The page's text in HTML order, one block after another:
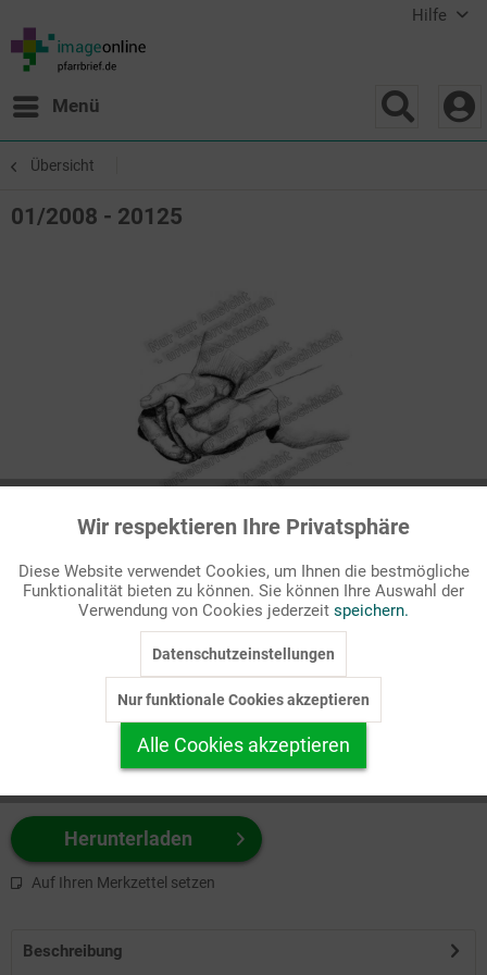
Hilfe
Menü
Übersicht
01/2008 - 20125
Passende Stichworte
Eucharistie/Abendmahl, Sakramente/Kasualien
zuerst Ihr Produktformat aus.
z.B. Farbe-Grafik, Schwarz-Weiß-Grafik, mit/ohne Text ...
Herunterladen
Auf Ihren Merkzettel setzen
Beschreibung
Funktionale Aktiv
Marketing Inaktiv
Personalisierung Inaktiv
Service
Wir respektieren Ihre Privatsphäre
Diese Website verwendet Cookies, um Ihnen die bestmögliche
Funktionalität bieten zu können. Sie können Ihre Auswahl der
Verwendung von Cookies jederzeit speichern.
Datenschutzeinstellungen
Nur funktionale Cookies akzeptieren
Alle Cookies akzeptieren